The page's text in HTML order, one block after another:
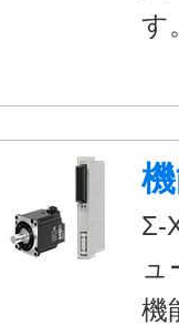
す
Σ-
ュ
機